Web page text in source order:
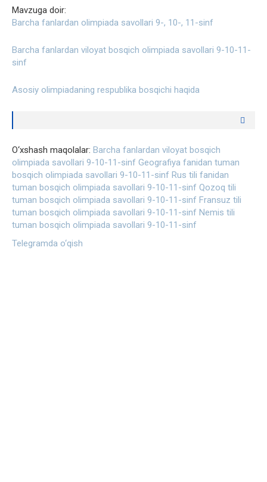
Mavzuga doir:
Barcha fanlardan olimpiada savollari 9-, 10-, 11-sinf
Barcha fanlardan viloyat bosqich olimpiada savollari 9-10-11-
sinf
Asosiy olimpiadaning respublika bosqichi haqida
O‘xshash maqolalar: Barcha fanlardan viloyat bosqich
olimpiada savollari 9-10-11-sinf Geografiya fanidan tuman
bosqich olimpiada savollari 9-10-11-sinf Rus tili fanidan
tuman bosqich olimpiada savollari 9-10-11-sinf Qozoq tili
tuman bosqich olimpiada savollari 9-10-11-sinf Fransuz tili
tuman bosqich olimpiada savollari 9-10-11-sinf Nemis tili
tuman bosqich olimpiada savollari 9-10-11-sinf
Telegramda o‘qish